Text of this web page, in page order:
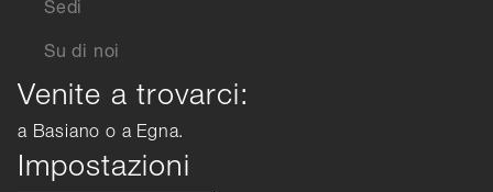
Sedi
Su di noi
Venite a trovarci:
a Basiano o a Egna.
Impostazioni